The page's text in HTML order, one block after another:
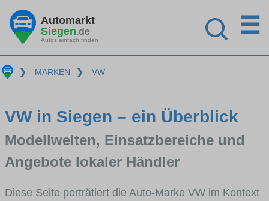
Automarkt
Siegen.de
Autos einfach finden
☰
❯ MARKEN ❯ VW
VW in Siegen – ein Überblick
Modellwelten, Einsatzbereiche und
Angebote lokaler Händler
Diese Seite porträtiert die Auto-Marke VW im Kontext